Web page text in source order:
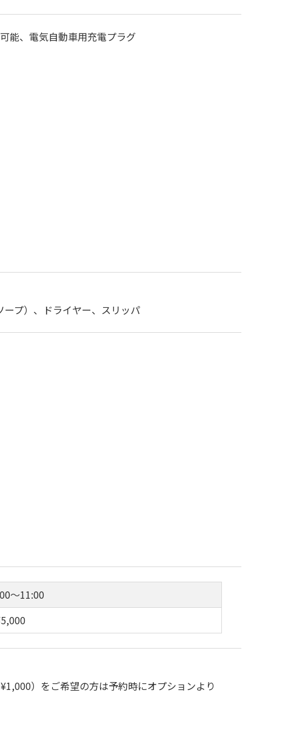
能、電気自動車用充電プラグ
プ）、ドライヤー、スリッパ
～11:00
）をご希望の方は予約時にオプションより